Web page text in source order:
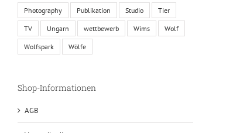
Photography Publikation Studio Tier
TV Ungarn wettbewerb Wims Wolf
Wolfspark Wölfe
Shop-Informationen
AGB